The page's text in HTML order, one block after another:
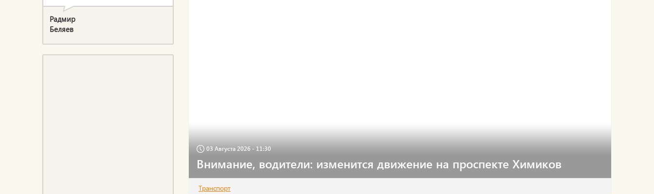
Радмир
Беляев
03 Августа 2026 - 11:30
Внимание, водители: изменится движение на проспекте Химиков
Транспорт